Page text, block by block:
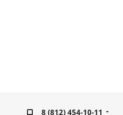
8 (812) 454-10-11